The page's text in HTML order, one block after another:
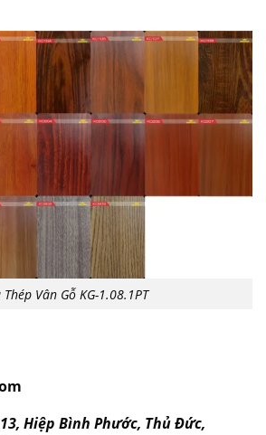
Thép Vân Gỗ KG-1.08.1PT
Hiệp Bình Phước, Thủ Đức,